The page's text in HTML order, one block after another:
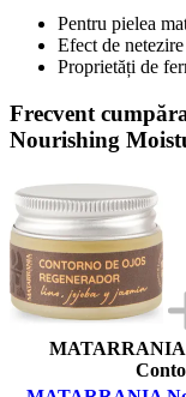
Pentru pielea
Efect de
Proprietăți de
Frecvent
Nourishing
MATARRANIA